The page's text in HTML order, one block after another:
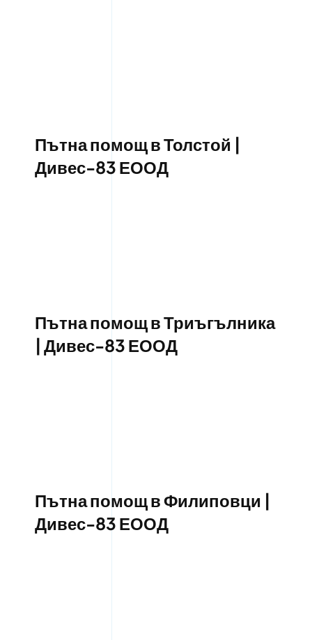
Пътна помощ в Толстой |
Дивес-83 ЕООД
Пътна помощ в Триъгълника
| Дивес-83 ЕООД
Пътна помощ в Филиповци |
Дивес-83 ЕООД